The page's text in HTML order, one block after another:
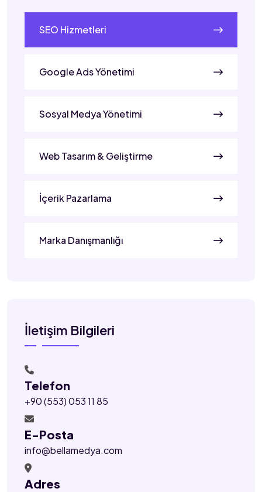
SEO Hizmetleri
Google Ads Yönetimi
Sosyal Medya Yönetimi
Web Tasarım & Geliştirme
İçerik Pazarlama
Marka Danışmanlığı
İletişim Bilgileri
Telefon
+90 (553) 053 11 85
E-Posta
info@bellamedya.com
Adres